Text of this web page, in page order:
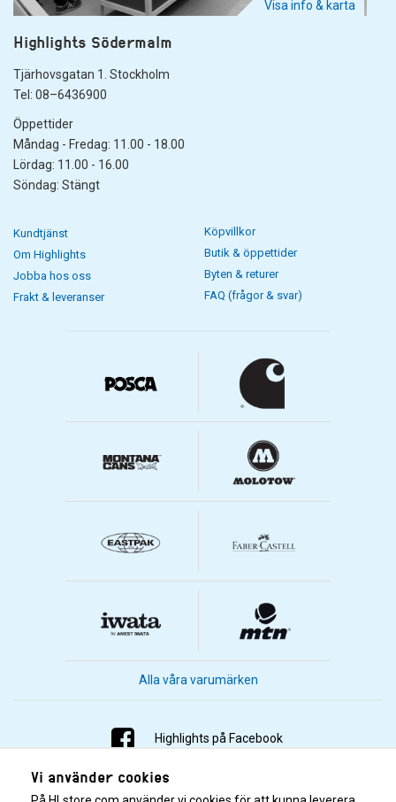
Visa info & karta
Highlights Södermalm
Tjärhovsgatan 1. Stockholm
Tel: 08–6436900
Öppettider
Måndag - Fredag: 11.00 - 18.00
Lördag: 11.00 - 16.00
Söndag: Stängt
Kundtjänst
Om Highlights
Jobba hos oss
Frakt & leveranser
Köpvillkor
Butik & öppettider
Byten & returer
FAQ (frågor & svar)
Alla våra varumärken
Highlights på Facebook
Highlights på Instagram
Vi använder cookies